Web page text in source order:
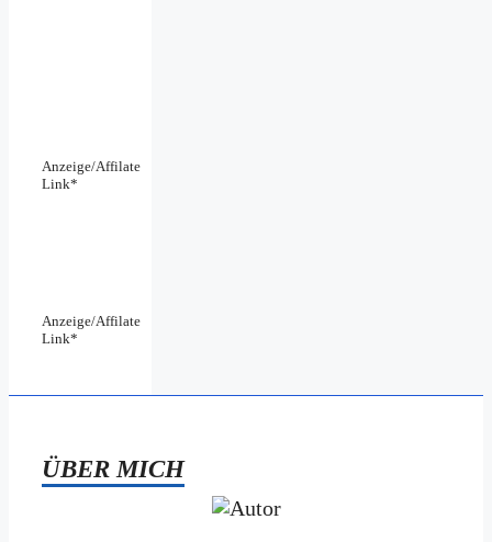
Anzeige/Affilate
Link*
Anzeige/Affilate
Link*
ÜBER MICH